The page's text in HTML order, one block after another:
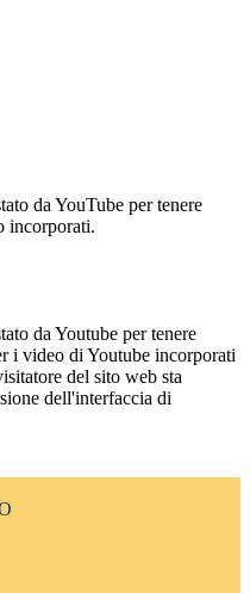
da YouTube per tenere
incorporati.
da Youtube per tenere
i video di Youtube incorporati
del sito web sta
dell'interfaccia di